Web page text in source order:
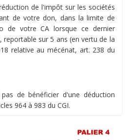
de l'impôt sur les sociétés
de votre don, dans la limite de
de votre CA lorsque ce dernier
sur 5 ans (en vertu de la
relative au mécénat, art. 238 du
de bénéficier d'une déduction
964 à 983 du CGI.